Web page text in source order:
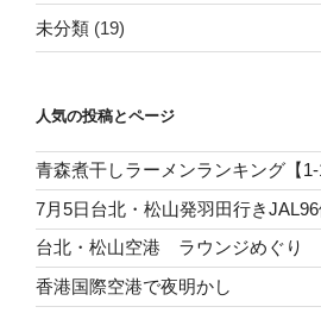
未分類 (19)
人気の投稿とページ
青森煮干しラーメンランキング【1-
7月5日台北・松山発羽田行き
台北・松山空港 ラウンジめぐり
香港国際空港で夜明かし